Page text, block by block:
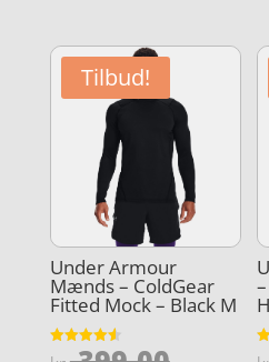
kr.
pris
er:
kr.
Tilbud!
Under Armour
Mænds – ColdGear
Fitted Mock – Black M
Vurderet